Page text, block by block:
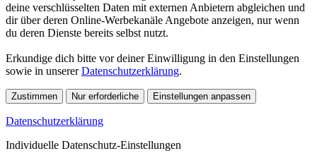
deine verschlüsselten Daten mit externen Anbietern abgleichen und
dir über deren Online-Werbekanäle Angebote anzeigen, nur wenn
du deren Dienste bereits selbst nutzt.
Erkundige dich bitte vor deiner Einwilligung in den Einstellungen
sowie in unsererDatenschutzerklärung.
Zustimmen Nur erforderliche Einstellungen anpassen
Datenschutzerklärung
Individuelle Datenschutz-Einstellungen